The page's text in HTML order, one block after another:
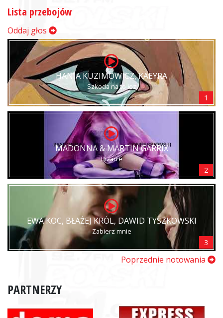
Lista przebojów
Oddaj głos
HANIA KUZIMOWICZ, KAEYRA
Szkoda na to łez
1
MADONNA & MARTIN GARRIX
Bizarre
2
EWA KOC, BŁAŻEJ KRÓL, DAWID TYSZKOWSKI
Zabierz mnie
3
Poprzednie notowania
PARTNERZY